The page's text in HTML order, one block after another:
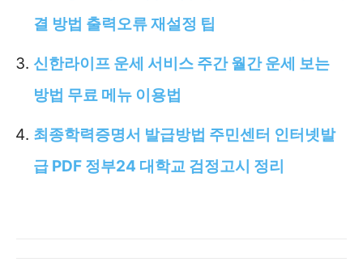
결 방법 출력오류 재설정 팁
신한라이프 운세 서비스 주간 월간 운세 보는
방법 무료 메뉴 이용법
최종학력증명서 발급방법 주민센터 인터넷발
급 PDF 정부24 대학교 검정고시 정리